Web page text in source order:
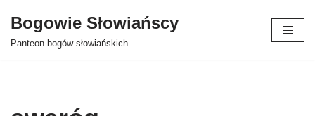
Przejdź
Bogowie Słowiańscy
Panteon bogów słowiańskich